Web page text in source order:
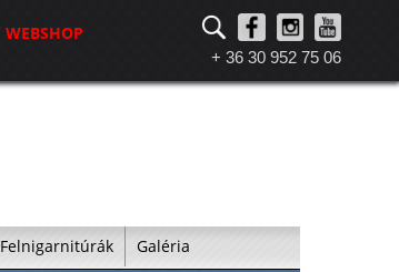
WEBSHOP
+ 36 30 952 75 06
Felnigarnitúrák Galéria